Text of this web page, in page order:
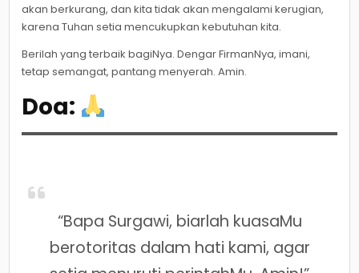
akan berkurang, dan kita tidak akan mengalami kerugian,
karena Tuhan setia mencukupkan kebutuhan kita.
Berilah yang terbaik bagiNya. Dengar FirmanNya, imani,
tetap semangat, pantang menyerah. Amin.
Doa:
“Bapa Surgawi, biarlah kuasaMu
berotoritas dalam hati kami, agar